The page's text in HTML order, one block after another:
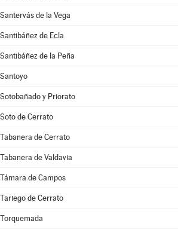
Santervás de la Vega
Santibáñez de Ecla
Santibáñez de la Peña
Santoyo
Sotobañado y Priorato
Soto de Cerrato
Tabanera de Cerrato
Tabanera de Valdavia
Támara de Campos
Tariego de Cerrato
Torquemada